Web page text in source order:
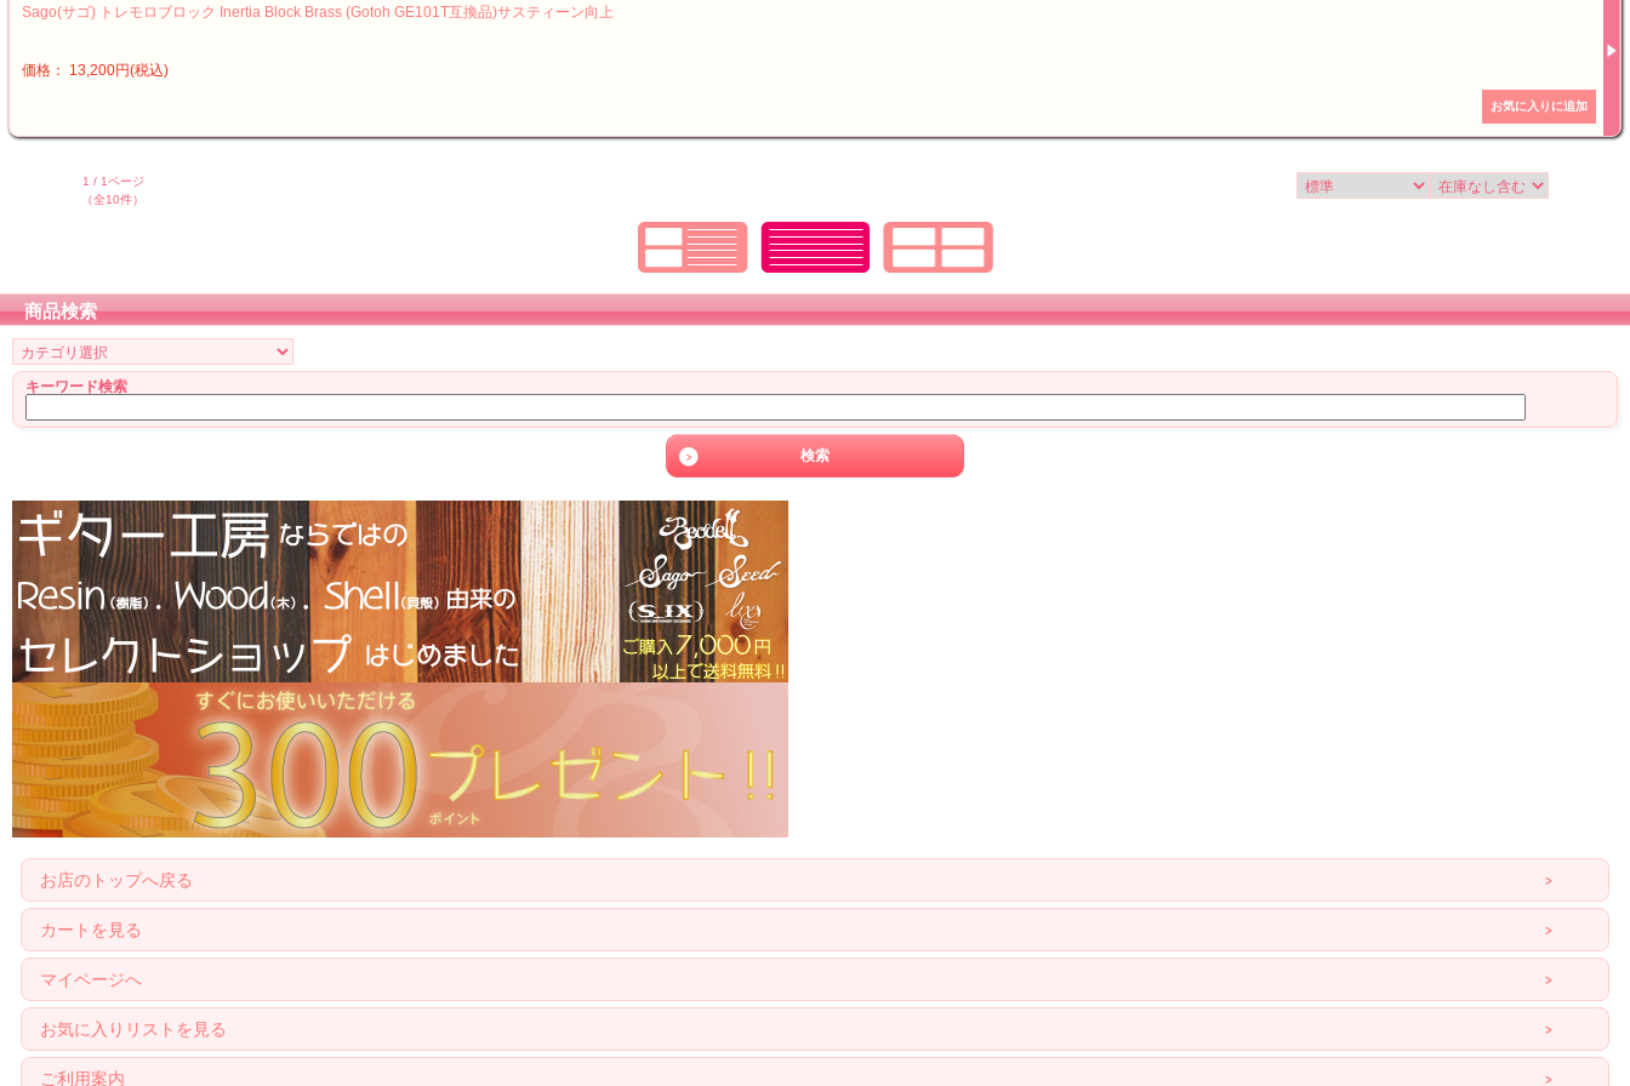
Sago(サゴ) トレモロブロック Inertia Block Brass (Gotoh GE101T互換品)サスティーン向上
価格： 13,200円(税込)
1 / 1ページ
（全10件）
商品検索
キーワード検索
お店のトップへ戻る
カートを見る
マイページへ
お気に入りリストを見る
ご利用案内